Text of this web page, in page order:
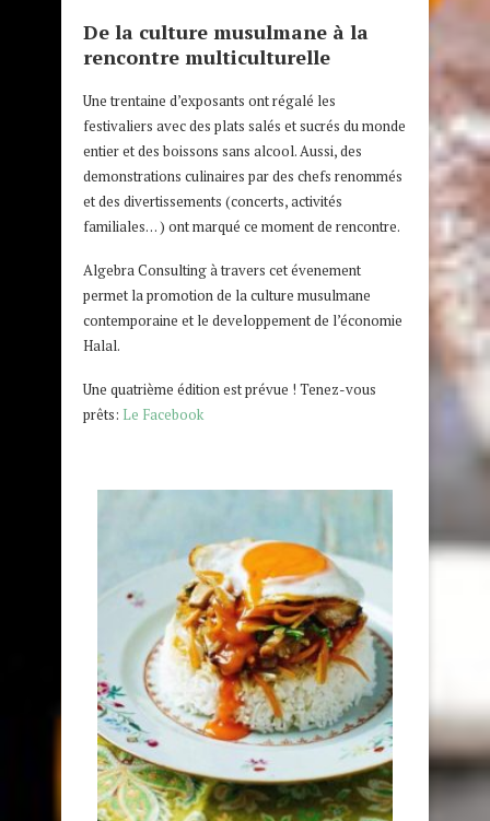
De la culture musulmane à la
rencontre multiculturelle
Une trentaine d’exposants ont régalé les
festivaliers avec des plats salés et sucrés du monde
entier et des boissons sans alcool. Aussi, des
demonstrations culinaires par des chefs renommés
et des divertissements (concerts, activités
familiales… ) ont marqué ce moment de rencontre.
Algebra Consulting à travers cet évenement
permet la promotion de la culture musulmane
contemporaine et le developpement de l’économie
Halal.
Une quatrième édition est prévue ! Tenez-vous
prêts: Le Facebook